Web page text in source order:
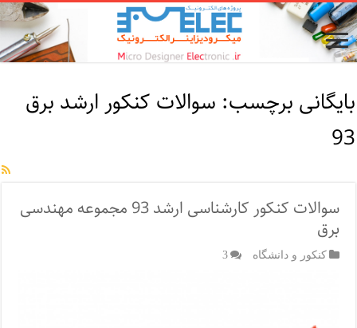
بایگانی برچسب: سوالات کنکور ارشد برق
93
سوالات کنکور کارشناسی ارشد 93 مجموعه مهندسی
برق
کنکور و دانشگاه 3